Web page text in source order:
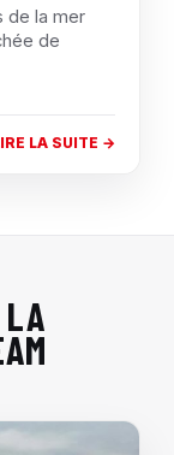
de la mer
de
LA SUITE →
LA